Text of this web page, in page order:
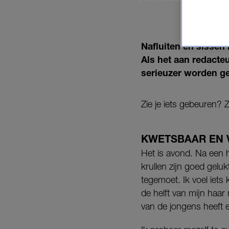
Nafluiten en
Als het aan
serieuzer worden
Zie je iets gebeuren?
KWETSBAAR EN
Het is avond. Na een
krullen zijn goed
tegemoet. Ik voel iets
de helft van mijn
van de jongens heeft